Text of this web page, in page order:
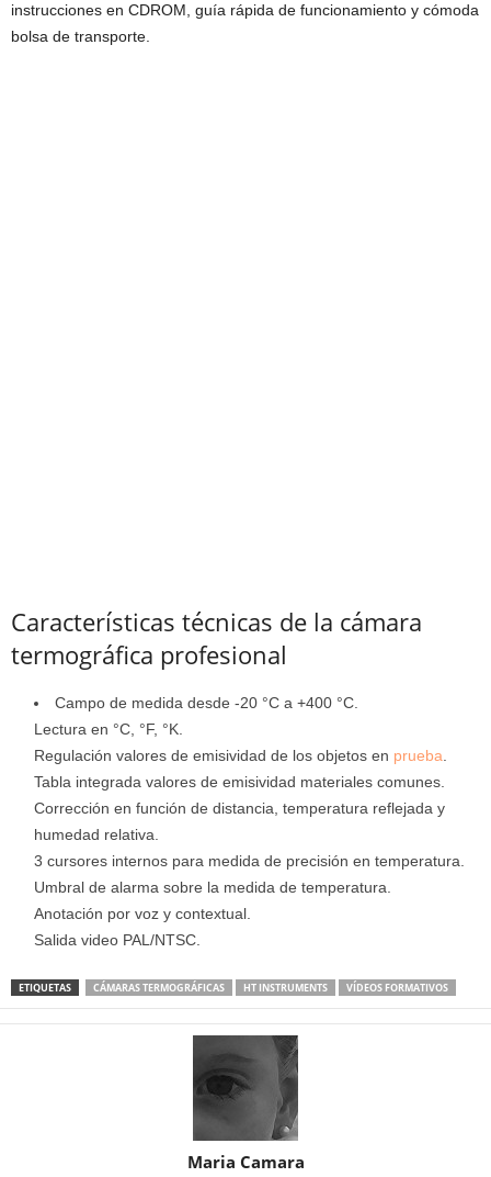
instrucciones en CDROM, guía rápida de funcionamiento y cómoda
bolsa de transporte.
Características técnicas de la cámara
termográfica profesional
Campo de medida desde -20 °C a +400 °C.
Lectura en °C, °F, °K.
Regulación valores de emisividad de los objetos en prueba
Tabla integrada valores de emisividad materiales comunes.
Corrección en función de distancia, temperatura reflejada y
humedad relativa.
3 cursores internos para medida de precisión en temperatura.
Umbral de alarma sobre la medida de temperatura.
Anotación por voz y contextual.
Salida video PAL/NTSC.
ETIQUETAS CÁMARAS TERMOGRÁFICAS HT INSTRUMENTS VÍDEOS FORMATIVOS
Maria Camara